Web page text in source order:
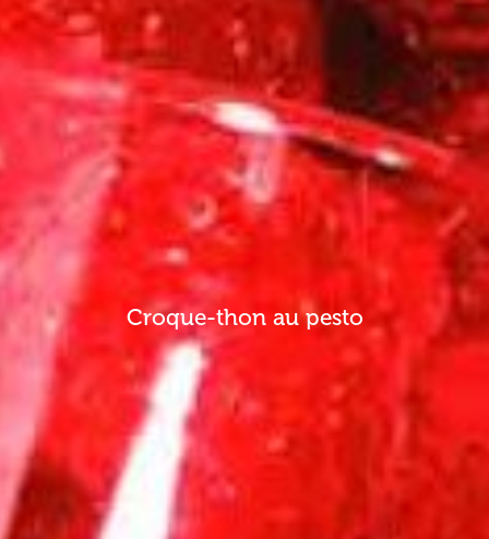
Croque-thon au pesto